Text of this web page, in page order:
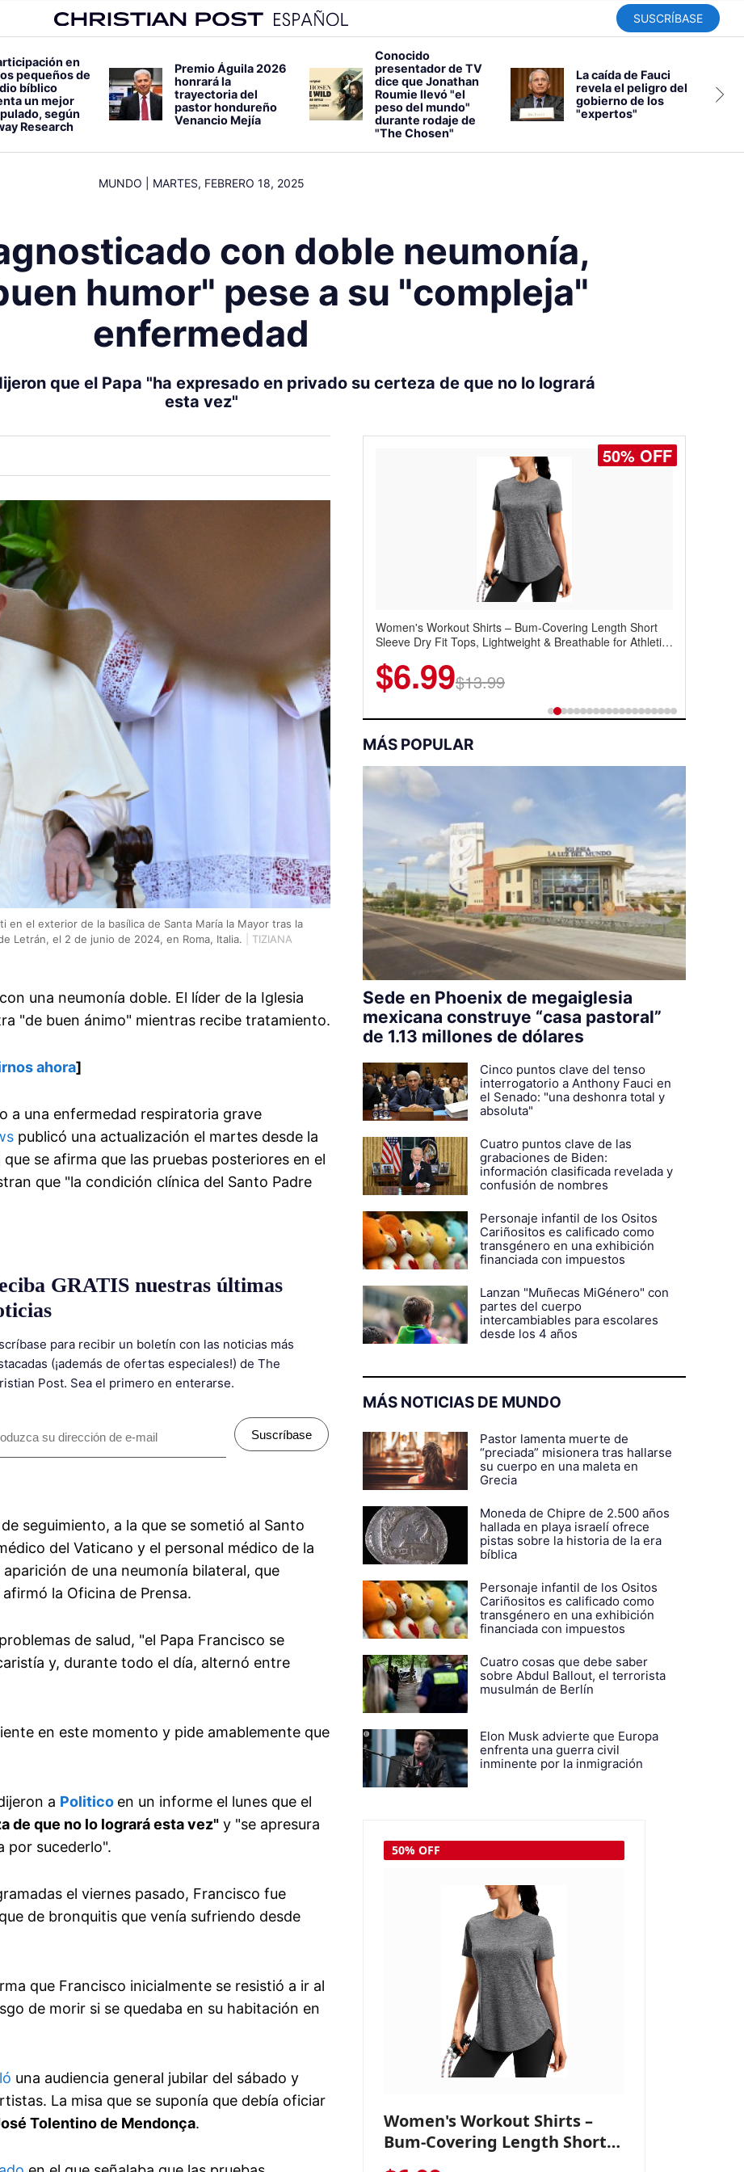
SUSCRÍBASE
en
pequeños de
bíblico
un mejor
según
Research
Premio Águila 2026
honrará la
trayectoria del
pastor hondureño
Venancio Mejía
Conocido
presentador de TV
dice que Jonathan
Roumie llevó "el
peso del mundo"
durante rodaje de
"The Chosen"
La caída de Fauci
revela el peligro del
gobierno de los
"expertos"
MUNDO MARTES, FEBRERO 18, 2025
con doble neumonía,
humor" pese a su "compleja"
enfermedad
que el Papa "ha expresado en privado su certeza de que no lo logrará
esta vez"
en el exterior de la basílica de Santa María la Mayor tras la
Letrán, el 2 de junio de 2024, en Roma, Italia.
TIZIANA
una neumonía doble. El líder de la Iglesia
"de buen ánimo" mientras recibe tratamiento.
ahora]
a una enfermedad respiratoria grave
publicó una actualización el martes desde la
que se afirma que las pruebas posteriores en el
que "la condición clínica del Santo Padre
GRATIS nuestras últimas
para recibir un boletín con las noticias más
(¡además de ofertas especiales!) de The
Post. Sea el primero en enterarse.
Suscríbase
seguimiento, a la que se sometió al Santo
del Vaticano y el personal médico de la
de una neumonía bilateral, que
la Oficina de Prensa.
de salud, "el Papa Francisco se
y, durante todo el día, alternó entre
en este momento y pide amablemente que
a Politico en un informe el lunes que el
de que no lo logrará esta vez" y "se apresura
por sucederlo".
el viernes pasado, Francisco fue
de bronquitis que venía sufriendo desde
que Francisco inicialmente se resistió a ir al
de morir si se quedaba en su habitación en
una audiencia general jubilar del sábado y
La misa que se suponía que debía oficiar
Tolentino de Mendonça.
50% OFF
Women's Workout Shirts – Bum-Covering Length Short
Sleeve Dry Fit Tops, Lightweight & Breathable for Athletic,
$6.99$13.99
50% OFF
Coostar Men's Casual Dress Sneakers – Lightweight
Wingtip Oxford Style with Breathable Knit Upper, Rubber
$22.49$44.99
MÁS POPULAR
Sede en Phoenix de megaiglesia
mexicana construye “casa pastoral”
de 1.13 millones de dólares
Cinco puntos clave del tenso
interrogatorio a Anthony Fauci en
el Senado: "una deshonra total y
absoluta"
Cuatro puntos clave de las
grabaciones de Biden:
información clasificada revelada y
confusión de nombres
Personaje infantil de los Ositos
Cariñositos es calificado como
transgénero en una exhibición
financiada con impuestos
Lanzan "Muñecas MiGénero" con
partes del cuerpo
intercambiables para escolares
desde los 4 años
MÁS NOTICIAS DE MUNDO
Pastor lamenta muerte de
“preciada” misionera tras hallarse
su cuerpo en una maleta en
Grecia
Moneda de Chipre de 2.500 años
hallada en playa israelí ofrece
pistas sobre la historia de la era
bíblica
Personaje infantil de los Ositos
Cariñositos es calificado como
transgénero en una exhibición
financiada con impuestos
Cuatro cosas que debe saber
sobre Abdul Ballout, el terrorista
musulmán de Berlín
Elon Musk advierte que Europa
enfrenta una guerra civil
inminente por la inmigración
50% OFF
Coostar Men's Casual Dress
Sneakers – Lightweight